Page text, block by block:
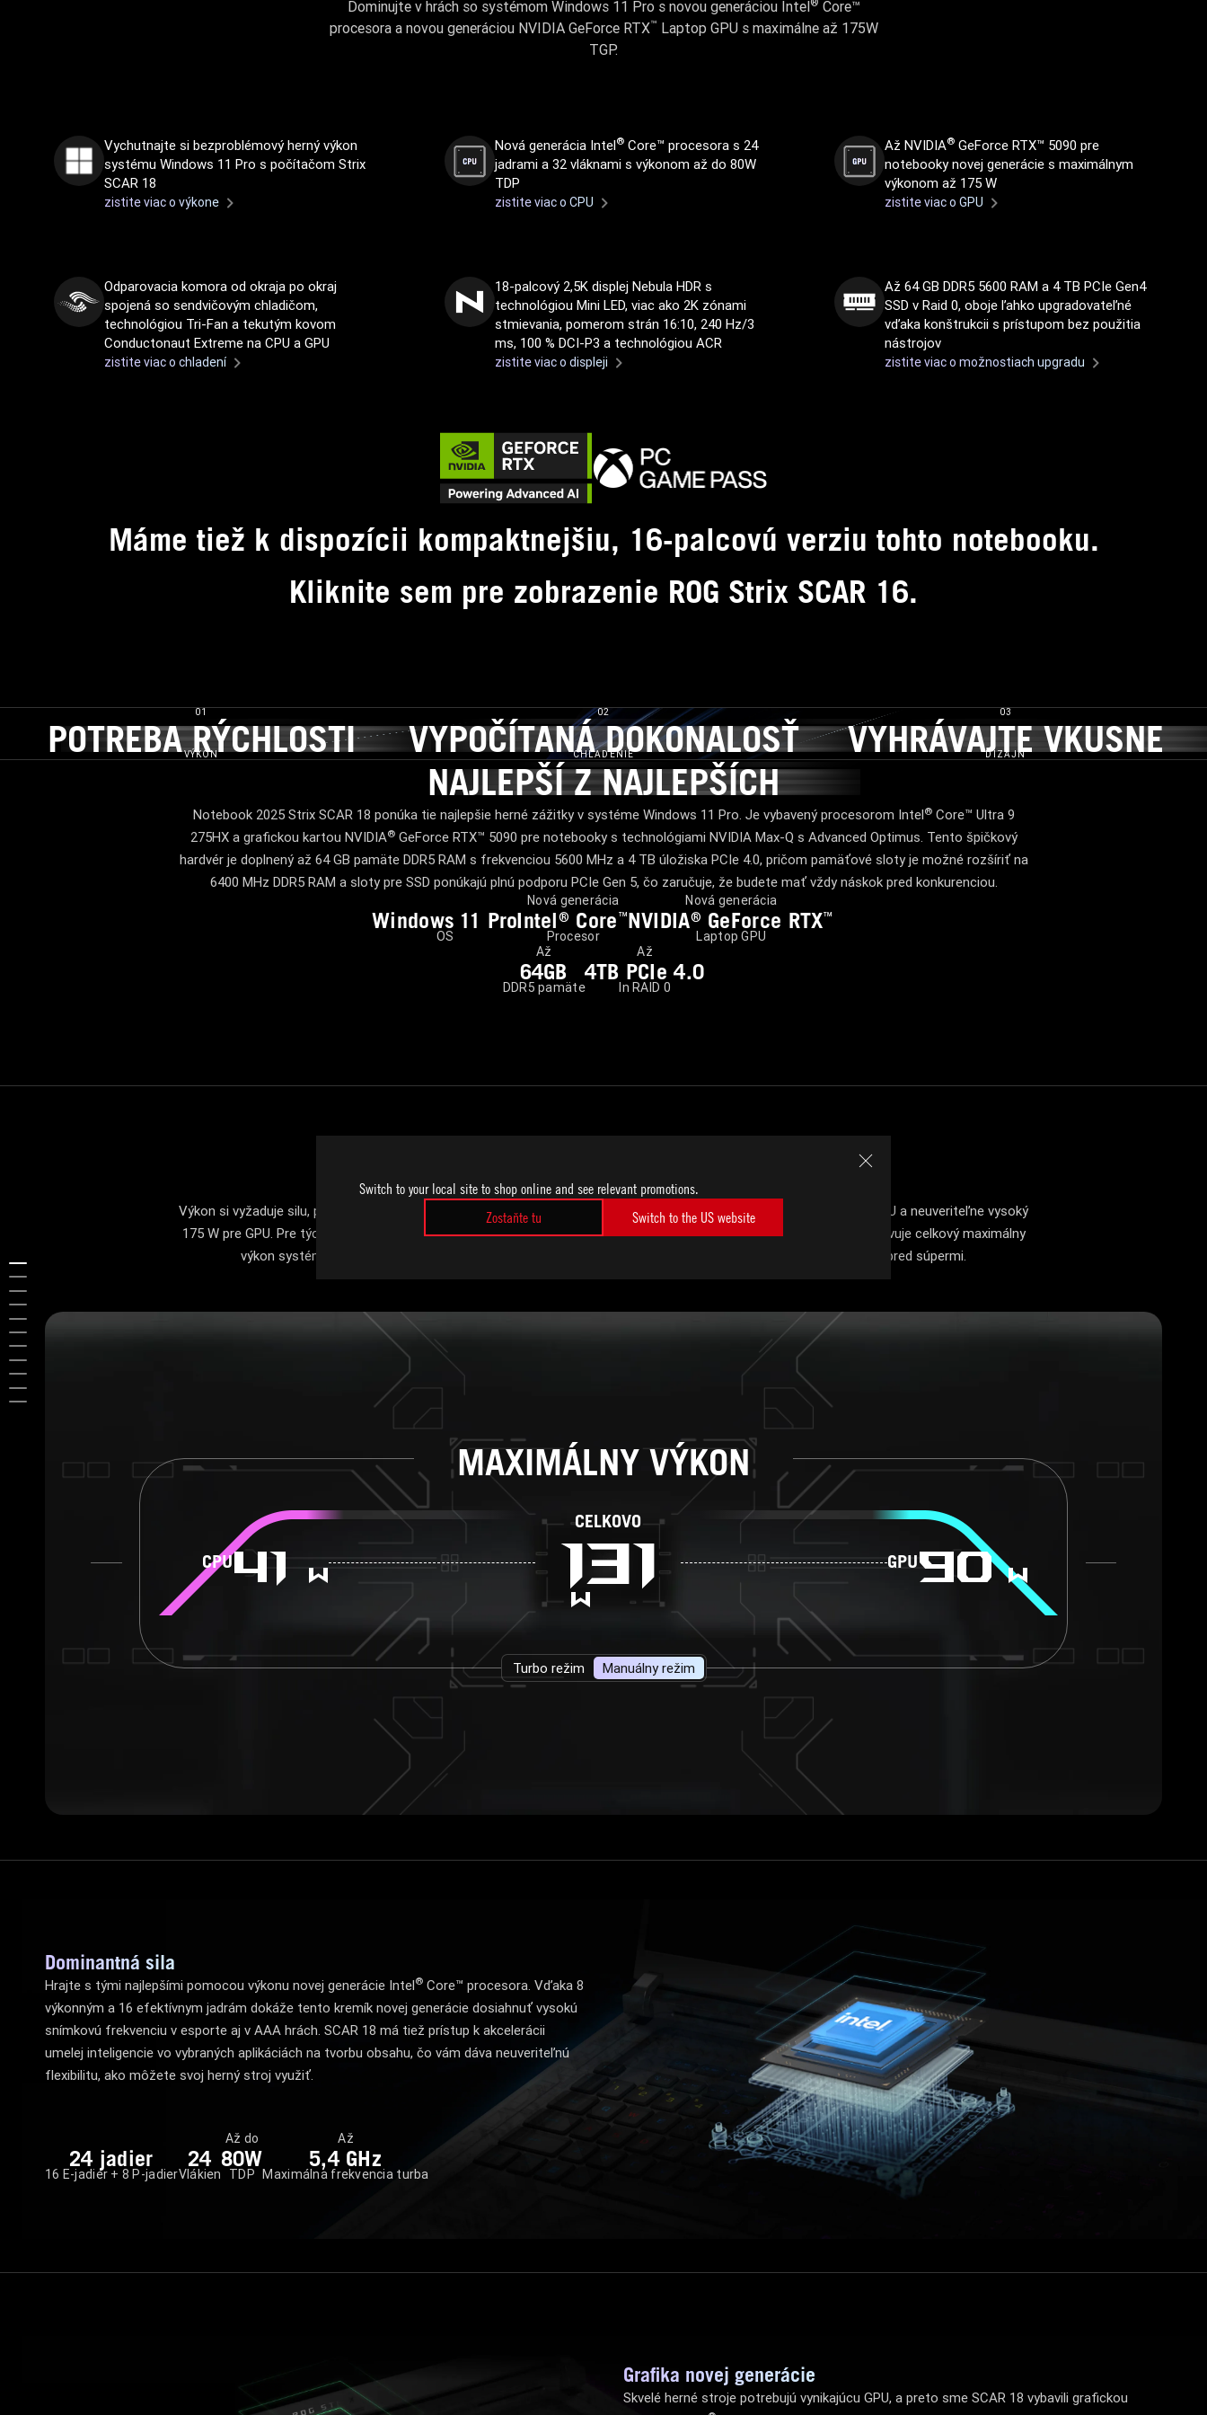
Switch to your local site to shop online and see relevant promotions.
Zostaňte tu
Switch to the US website
Dominujte v hrách so systémom Windows 11 Pro s novou generáciou Intel
Core™
procesora a novou generáciou NVIDIA GeForce RTX™ Laptop GPU s maximálne až 175W
TGP.
Vychutnajte si bezproblémový herný výkon
systému Windows 11 Pro s počítačom Strix
SCAR 18
zistite viac o výkone
Nová generácia Intel®Core™ procesora s 24
jadrami a 32 vláknami s výkonom až do 80W
TDP
zistite viac o CPU
Až NVIDIA® GeForce RTX™ 5090 pre
notebooky novej generácie s maximálnym
výkonom až 175 W
zistite viac o GPU
Odparovacia komora od okraja po okraj
spojená so sendvičovým chladičom,
technológiou Tri-Fan a tekutým kovom
Conductonaut Extreme na CPU a GPU
zistite viac o chladení
18-palcový 2,5K displej Nebula HDR s
technológiou Mini LED, viac ako 2K zónami
stmievania, pomerom strán 16:10, 240 Hz/3
ms, 100 % DCI-P3 a technológiou ACR
zistite viac o displeji
Až 64 GB DDR5 5600 RAM a 4 TB PCIe Gen4
SSD v Raid 0, oboje ľahko upgradovateľné
vďaka konštrukcii s prístupom bez použitia
nástrojov
zistite viac o možnostiach upgradu
Máme tiež k dispozícii kompaktnejšiu, 16-palcovú verziu tohto notebooku.
Kliknite sem pre zobrazenie ROG Strix SCAR 16.
01
POTREBA RÝCHLOSTI
POTREBA RÝCHLOSTI
VÝKON
02
VYPOČÍTANÁ DOKONALOSŤ
VYPOČÍTANÁ DOKONALOSŤ
CHLADENIE
03
VYHRÁVAJTE VKUSNE
VYHRÁVAJTE
DIZAJN
NAJLEPŠÍ Z NAJLEPŠÍCH
NAJLEPŠÍ Z NAJLEPŠÍCH
Notebook 2025 Strix SCAR 18 ponúka tie najlepšie herné zážitky v systéme Windows 11 Pro. Je vybavený procesorom Intel®Core™ Ultra 9
275HX a grafickou kartou NVIDIA®GeForce RTX™ 5090 pre notebooky s technológiami NVIDIA Max-Q s Advanced Optimus. Tento špičkový
hardvér je doplnený až 64 GB pamäte DDR5 RAM s frekvenciou 5600 MHz a 4 TB úložiska PCIe 4.0, pričom pamäťové sloty je možné rozšíriť na
6400 MHz DDR5 RAM a sloty pre SSD ponúkajú plnú podporu PCIe Gen 5, čo zaručuje, že budete mať vždy náskok pred konkurenciou.
Windows 11 Pro
OS
Nová generácia
Intel® Core™
Procesor
Nová generácia
NVIDIA® GeForce RTX™
Laptop GPU
Až
64GB
DDR5 pamäte
Až
4TB PCIe 4.0
In RAID 0
Ultimátna sila
Výkon si vyžaduje silu, preto sme model SCAR 18 vytočili na maximum. V režime Turbo je maximálny výkon 55 W pre CPU a neuveriteľne vysoký
175 W pre GPU. Pre tých, ktorí chcú manipulovať v manuálnom režime, máte prístup k ďalším 25 W pre CPU, čo predstavuje celkový maximálny
výkon systému 255 W. Bez ohľadu na to, aký ste typ hráča, hrubý výkon Strix SCAR 18 vám poskytne náskok pred súpermi.
MAXIMÁLNY VÝKON
CPU80w
CELKOVO
255 GPU175w
Turbo režim Manuálny režim
Dominantná sila
Hrajte s tými najlepšími pomocou výkonu novej generácie Intel® Core™ procesora. Vďaka 8
výkonným a 16 efektívnym jadrám dokáže tento kremík novej generácie dosiahnuť vysokú
snímkovú frekvenciu v esporte aj v AAA hrách. SCAR 18 má tiež prístup k akcelerácii
umelej inteligencie vo vybraných aplikáciách na tvorbu obsahu, čo vám dáva neuveriteľnú
flexibilitu, ako môžete svoj herný stroj využiť.
24 jadier
16 E-jadier + 8 P-jadier
24
Vlákien
Až do
80W
TDP
Až
5,4 GHz
Maximálna frekvencia turba
Grafika novej generácie
Skvelé herné stroje potrebujú vynikajúcu GPU, a preto sme SCAR 18 vybavili grafickou